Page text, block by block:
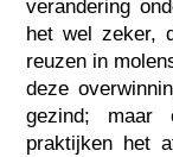
verandering
het wel zeker,
reuzen in
deze
gezind; maar
praktijken het